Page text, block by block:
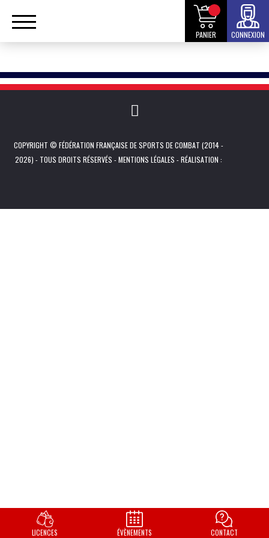
PANIER CONNEXION
COPYRIGHT © FÉDÉRATION FRANÇAISE DE SPORTS DE COMBAT (2014 -
2026) - TOUS DROITS RÉSERVÉS -MENTIONS LÉGALES - RÉALISATION :
LICENCES ÉVÈNEMENTS CONTACT